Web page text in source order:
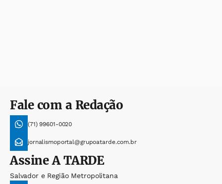
Fale com a Redação
(71) 99601-0020
jornalismoportal@grupoatarde.com.br
AssineA TARDE
Salvador e Região Metropolitana